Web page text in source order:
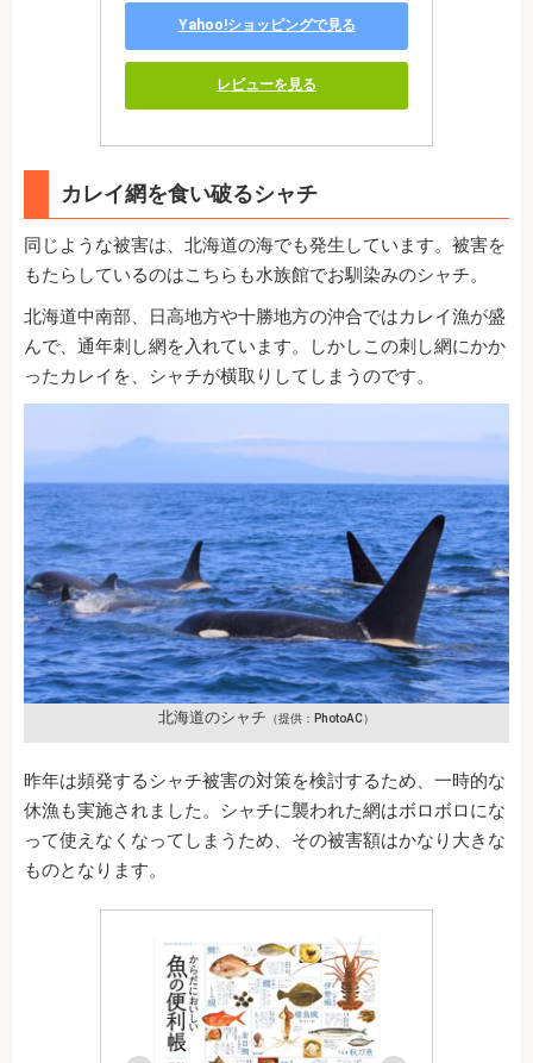
Yahoo!ショッピングで見る
レビューを見る
カレイ網を食い破るシャチ
同じような被害は、北海道の海でも発生しています。被害を
もたらしているのはこちらも水族館でお馴染みのシャチ。
北海道中南部、日高地方や十勝地方の沖合ではカレイ漁が盛
んで、通年刺し網を入れています。しかしこの刺し網にかか
ったカレイを、シャチが横取りしてしまうのです。
北海道のシャチ （提供：PhotoAC）
昨年は頻発するシャチ被害の対策を検討するため、一時的な
休漁も実施されました。シャチに襲われた網はボロボロにな
って使えなくなってしまうため、その被害額はかなり大きな
ものとなります。